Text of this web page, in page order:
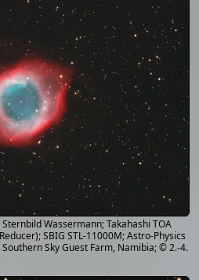
Wassermann; Takahashi TOA
SBIG STL-11000M; Astro-Physics
Sky Guest Farm, Namibia; © 2.-4.